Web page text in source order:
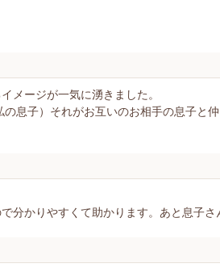
メージが一気に湧きました。
息子）それがお互いのお相手の息子と
かりやすくて助かります。あと息子さ